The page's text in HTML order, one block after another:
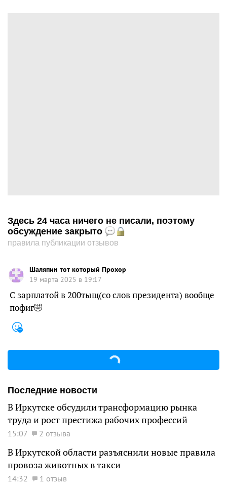
Здесь 24 часа ничего не писали, поэтому
обсуждение закрыто
правила публикации отзывов
Шаляпин тот который Прохор
19 марта 2025 в 19:17
С зарплатой в 200тыщ(со слов президента) вообще
пофиг🤣
Последние новости
В Иркутске обсудили трансформацию рынка
труда и рост престижа рабочих профессий
15:07 2 отзыва
В Иркутской области разъяснили новые правила
провоза животных в такси
14:32 1 отзыв